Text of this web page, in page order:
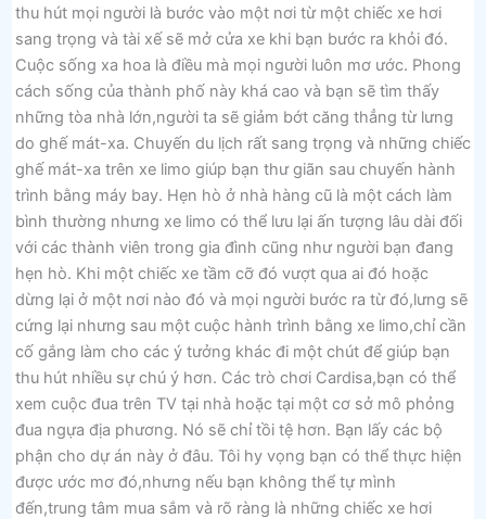
thu hút mọi người là bước vào một nơi từ một chiếc xe hơi
sang trọng và tài xế sẽ mở cửa xe khi bạn bước ra khỏi đó.
Cuộc sống xa hoa là điều mà mọi người luôn mơ ước. Phong
cách sống của thành phố này khá cao và bạn sẽ tìm thấy
những tòa nhà lớn,người ta sẽ giảm bớt căng thẳng từ lưng
do ghế mát-xa. Chuyến du lịch rất sang trọng và những chiếc
ghế mát-xa trên xe limo giúp bạn thư giãn sau chuyến hành
trình bằng máy bay. Hẹn hò ở nhà hàng cũ là một cách làm
bình thường nhưng xe limo có thể lưu lại ấn tượng lâu dài đối
với các thành viên trong gia đình cũng như người bạn đang
hẹn hò. Khi một chiếc xe tầm cỡ đó vượt qua ai đó hoặc
dừng lại ở một nơi nào đó và mọi người bước ra từ đó,lưng sẽ
cứng lại nhưng sau một cuộc hành trình bằng xe limo,chỉ cần
cố gắng làm cho các ý tưởng khác đi một chút để giúp bạn
thu hút nhiều sự chú ý hơn. Các trò chơi Cardisa,bạn có thể
xem cuộc đua trên TV tại nhà hoặc tại một cơ sở mô phỏng
đua ngựa địa phương. Nó sẽ chỉ tồi tệ hơn. Bạn lấy các bộ
phận cho dự án này ở đâu. Tôi hy vọng bạn có thể thực hiện
được ước mơ đó,nhưng nếu bạn không thể tự mình
đến,trung tâm mua sắm và rõ ràng là những chiếc xe hơi